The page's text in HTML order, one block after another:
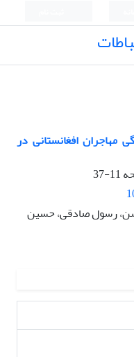
مهاجران افغانستانی در
11-37
رسول صادقی، حسین